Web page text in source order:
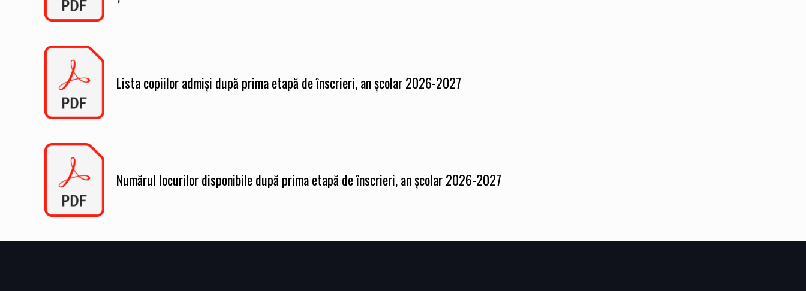
Lista copiilor admiși după prima etapă de înscrieri, an școlar 2026-2027
Numărul locurilor disponibile după prima etapă de înscrieri, an școlar 2026-2027